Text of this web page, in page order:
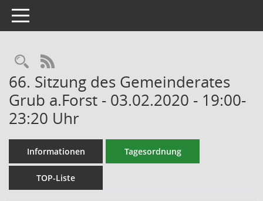
Toggle navigation
RSS-Feed
66. Sitzung des Gemeinderates
Grub a.Forst - 03.02.2020 - 19:00-
23:20 Uhr
Informationen Tagesordnung
TOP-Liste